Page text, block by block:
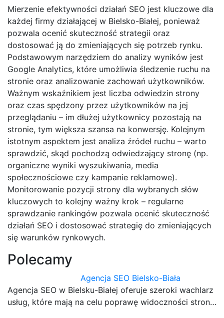
Mierzenie efektywności działań SEO jest kluczowe dla
każdej firmy działającej w Bielsko-Białej, ponieważ
pozwala ocenić skuteczność strategii oraz
dostosować ją do zmieniających się potrzeb rynku.
Podstawowym narzędziem do analizy wyników jest
Google Analytics, które umożliwia śledzenie ruchu na
stronie oraz analizowanie zachowań użytkowników.
Ważnym wskaźnikiem jest liczba odwiedzin strony
oraz czas spędzony przez użytkowników na jej
przeglądaniu – im dłużej użytkownicy pozostają na
stronie, tym większa szansa na konwersję. Kolejnym
istotnym aspektem jest analiza źródeł ruchu – warto
sprawdzić, skąd pochodzą odwiedzający stronę (np.
organiczne wyniki wyszukiwania, media
społecznościowe czy kampanie reklamowe).
Monitorowanie pozycji strony dla wybranych słów
kluczowych to kolejny ważny krok – regularne
sprawdzanie rankingów pozwala ocenić skuteczność
działań SEO i dostosować strategię do zmieniających
się warunków rynkowych.
Polecamy
Agencja SEO Bielsko-Biała
Agencja SEO w Bielsku-Białej oferuje szeroki wachlarz
usług, które mają na celu poprawę widoczności stron…